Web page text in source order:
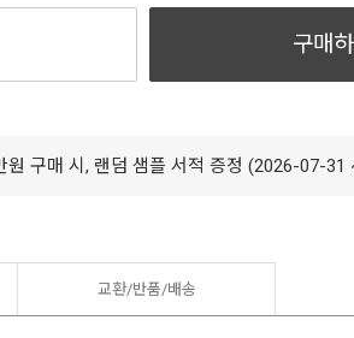
구매하
원 구매 시, 랜덤 샘플 서적 증정 (2026-07-
교환/반품/배송